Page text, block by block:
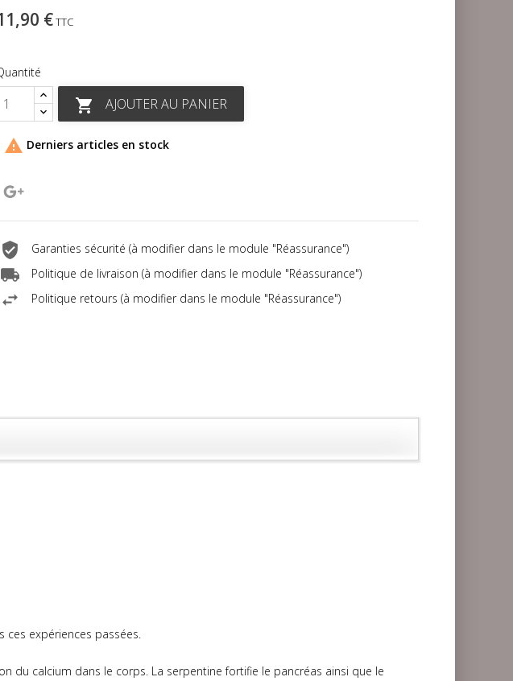
€TTC
 AJOUTER AU PANIER
 Derniers articles en stock
Garanties sécurité (à modifier dans le module "Réassurance")
Politique de livraison (à modifier dans le module "Réassurance")
Politique retours (à modifier dans le module "Réassurance")
ces expériences passées.
du calcium dans le corps. La serpentine fortifie le pancréas ainsi que le